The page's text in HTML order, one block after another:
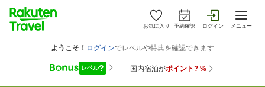
お気に入り 予約確認 ログイン メニュー